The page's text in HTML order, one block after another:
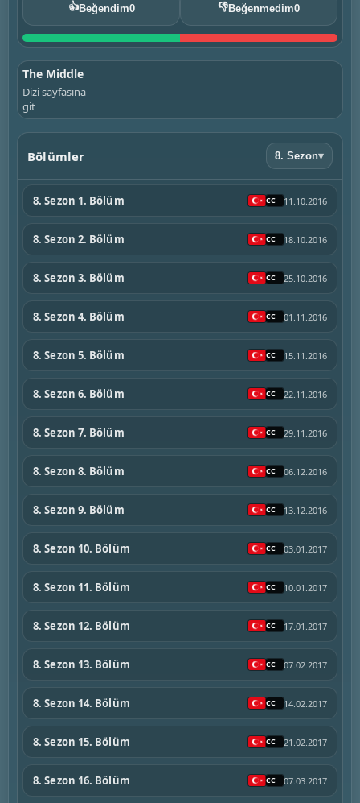
👍Beğendim0 👎Beğenmedim0
The Middle
Dizi sayfasına
git
Bölümler 8. Sezon▾
8. Sezon 1. Bölüm 11.10.2016
8. Sezon 2. Bölüm 18.10.2016
8. Sezon 3. Bölüm 25.10.2016
8. Sezon 4. Bölüm 01.11.2016
8. Sezon 5. Bölüm 15.11.2016
8. Sezon 6. Bölüm 22.11.2016
8. Sezon 7. Bölüm 29.11.2016
8. Sezon 8. Bölüm 06.12.2016
8. Sezon 9. Bölüm 13.12.2016
8. Sezon 10. Bölüm 03.01.2017
8. Sezon 11. Bölüm 10.01.2017
8. Sezon 12. Bölüm 17.01.2017
8. Sezon 13. Bölüm 07.02.2017
8. Sezon 14. Bölüm 14.02.2017
8. Sezon 15. Bölüm 21.02.2017
8. Sezon 16. Bölüm 07.03.2017